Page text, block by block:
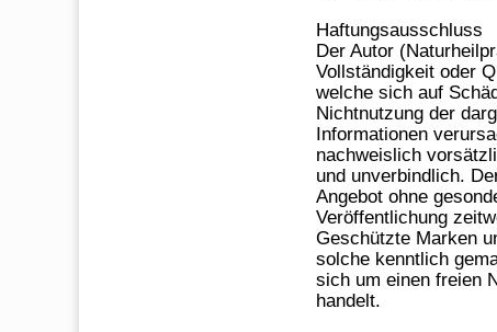
Haftungsausschluss
Der Autor
Vollständigkeit oder
welche sich auf
Nichtnutzung der
Informationen
nachweislich
und unverbindlich.
Angebot ohne
Veröffentlichung
Geschützte Marken
solche kenntlich
sich um einen freien
handelt.